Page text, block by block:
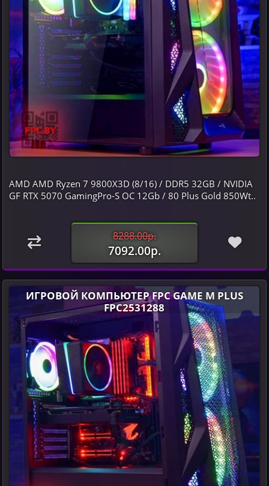
AMD AMD Ryzen 7 9800X3D (8/16) / DDR5 32GB / NVIDIA
GF RTX 5070 GamingPro-S OC 12Gb / 80 Plus Gold 850Wt..
8288.00р.
7092.00р.
ИГРОВОЙ КОМПЬЮТЕР FPC GAME M PLUS
FPC2531288